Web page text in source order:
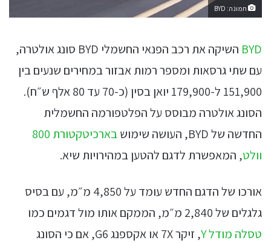
תמונה: BYD
BYD
השיקה את רכב הפנאי החשמלי BYD סונג אולטרה,
עם שתי גרסאות ומספר רמות אבזור במחירים שנעים בין
151,900 ל-179,900 יואן בסין (כ-70 עד 80 אלף ש״ח).
הסונג אולטרה מבוסס על הפלטפורמה החשמלית
החדשה של BYD, העושה שימוש
בארכיטקטורת 800
וולט, המאפשרת לדגם להטען במהירויות שיא.
אורכו של הדגם החדש עומד על 4,850 מ״מ, עם בסיס
גלגלים של 2,840 מ״מ, הממקם אותו מול דגמים כמו
טסלה מודל Y
, זיקר 7X או אקספנג G6, אם כי הסונג